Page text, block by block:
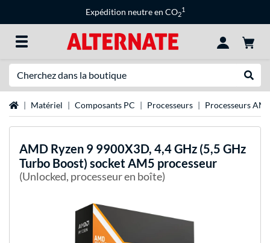
Expédition neutre en CO2
1
Page d'accueil
Matériel Composants PC Processeurs Processeurs
AMD Ryzen 9 9900X3D, 4,4 GHz (5,5 GHz
Turbo Boost) socket AM5 processeur
(Unlocked, processeur en boîte)